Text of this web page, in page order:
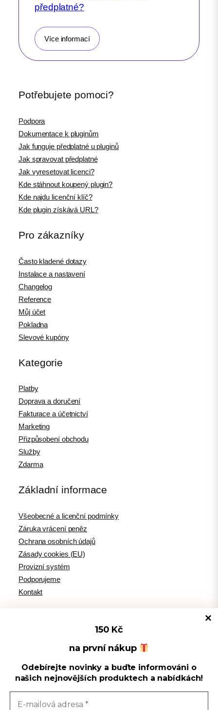
Spravovat souhlas s cookies
Používáme cookies k optimalizaci našich webových stránek a našich
služeb.
předplatné?
Více informací
Potřebujete pomoci?
Podpora
Dokumentace k pluginům
Jak funguje předplatné u pluginů
Jak spravovat předplatné
Jak vyresetovat licenci?
Kde stáhnout koupený plugin?
Kde najdu licenční klíč?
Kde plugin získává URL?
Pro zákazníky
Často kladené dotazy
Instalace a nastavení
Changelog
Reference
Můj účet
Pokladna
Slevové kupóny
Kategorie
Platby
Doprava a doručení
Fakturace a účetnictví
Marketing
Přizpůsobení obchodu
Služby
Zdarma
Základní informace
Všeobecné a licenční podmínky
Záruka vrácení peněz
Ochrana osobních údajů
Zásady cookies (EU)
Provizní systém
Podporujeme
Kontakt
Tipy pro WordPress
WPlama.cz: WordPress návody
150 Kč
na první nákup
Odebírejte novinky a buďte informováni o
našich nejnovějších produktech a nabídkách!